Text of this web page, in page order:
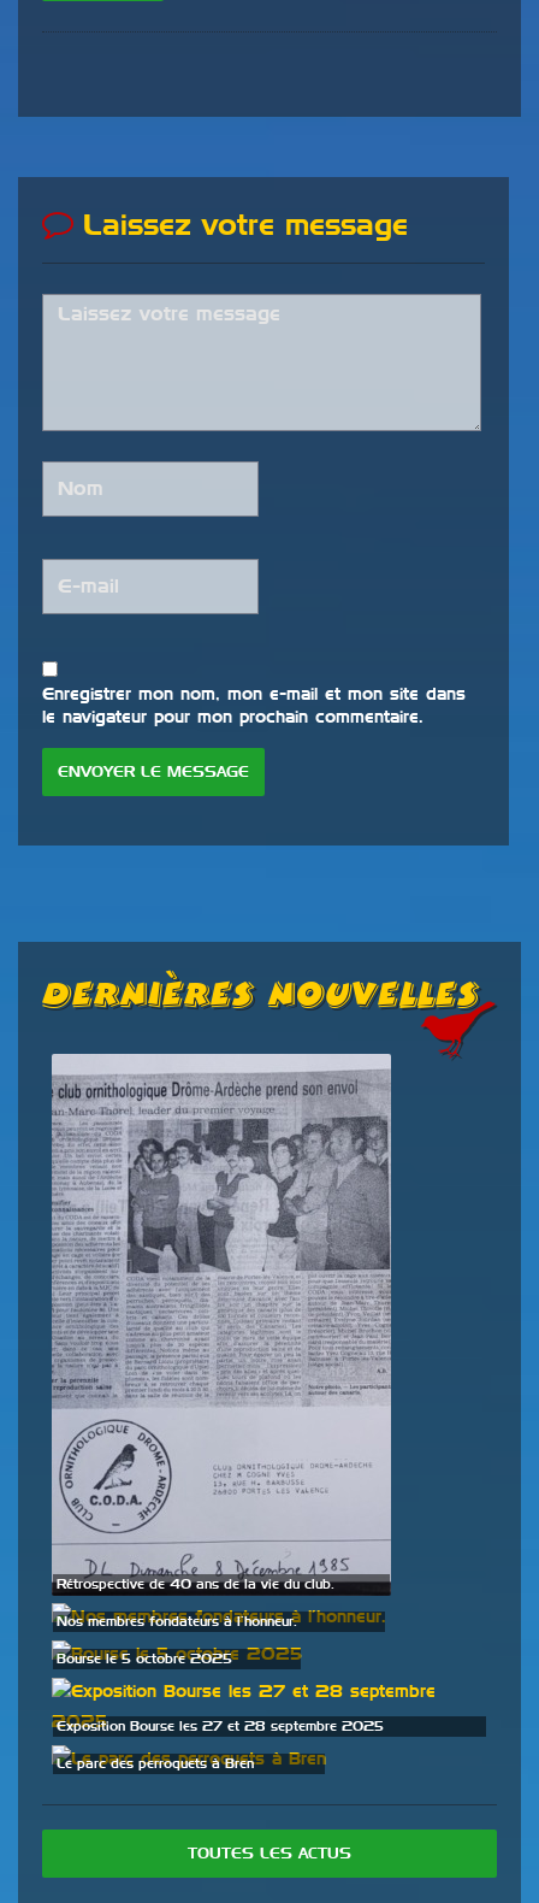
Laissez votre message
Enregistrer mon nom, mon e-mail et mon site dans
le navigateur pour mon prochain commentaire.
Dernières Nouvelles
Rétrospective de 40 ans de la vie du club.
Nos membres fondateurs à l’honneur.
Bourse le 5 octobre 2025
Exposition Bourse les 27 et 28 septembre 2025
Le parc des perroquets à Bren
TOUTES LES ACTUS